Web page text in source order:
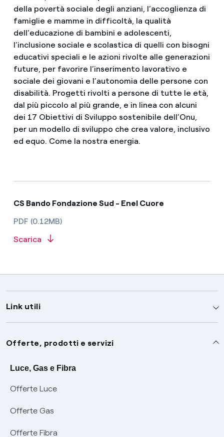
della povertà sociale degli anziani, l’accoglienza di
famiglie e mamme in difficoltà, la qualità
dell’educazione di bambini e adolescenti,
l’inclusione sociale e scolastica di quelli con bisogni
educativi speciali e le azioni rivolte alle generazioni
future, per favorire l’inserimento lavorativo e
sociale dei giovani e l’autonomia delle persone con
disabilità. Progetti rivolti a persone di tutte le età,
dal più piccolo al più grande, e in linea con alcuni
dei 17 Obiettivi di Sviluppo sostenibile dell’Onu,
per un modello di sviluppo che crea valore, inclusivo
ed equo. Come la nostra energia.
CS Bando Fondazione Sud - Enel Cuore
PDF (0.12MB)
Scarica
Link utili
Assistenza
Avvisi
SOS luce e gas
Conciliazioni e risoluzione delle controversie
Negoziazione paritetica
Servizi
Offerte, prodotti e servizi
Luce, Gas e Fibra
Offerte Luce
Offerte Gas
Offerte Fibra